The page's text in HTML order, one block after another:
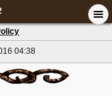
04:38